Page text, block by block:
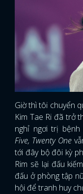
Giờ thì tôi chuyển
Kim Tae Ri đã trở
nghỉ ngơi trị
Five, Twenty One
tới đây bộ đôi kỳ
Rim sẽ lại đấu
đấu ở phòng tập
hội để tranh huy